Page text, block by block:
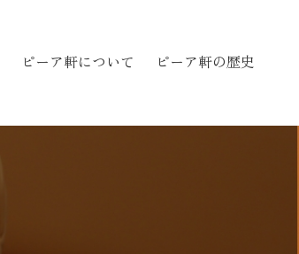
ピーア軒について ピーア軒の歴史